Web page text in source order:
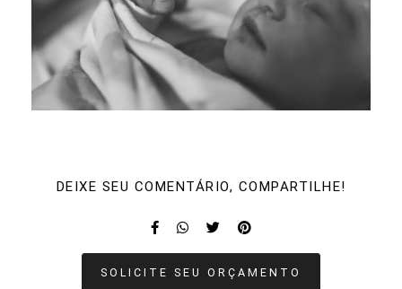
DEIXE SEU COMENTÁRIO, COMPARTILHE!
SOLICITE SEU ORÇAMENTO